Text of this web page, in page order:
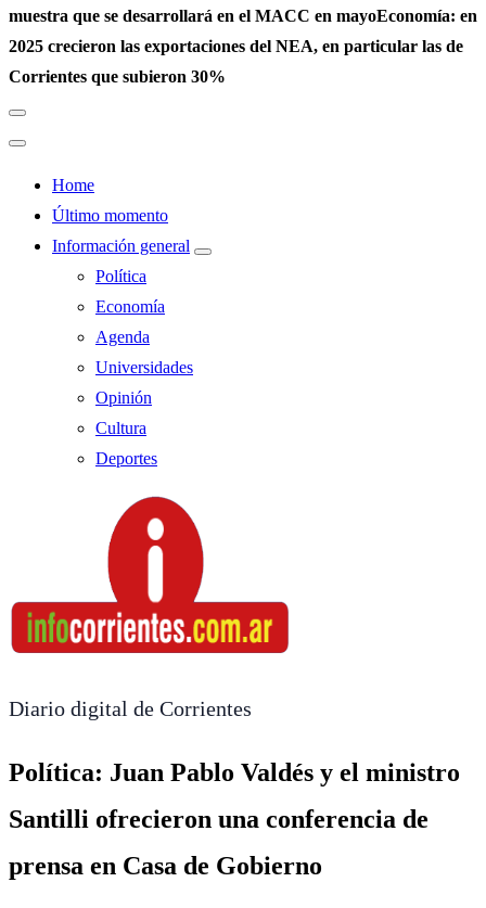
muestra que se desarrollará en el MACC en mayoEconomía: en
2025 crecieron las exportaciones del NEA, en particular las de
Corrientes que subieron 30%
Home
Último momento
Información general
Política
Economía
Agenda
Universidades
Opinión
Cultura
Deportes
Diario digital de Corrientes
Política: Juan Pablo Valdés y el ministro
Santilli ofrecieron una conferencia de
prensa en Casa de Gobierno